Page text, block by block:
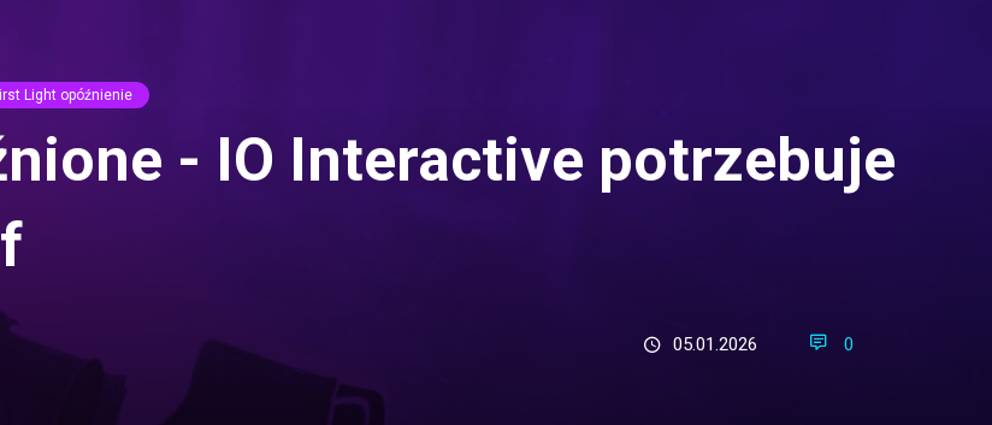
Light opóźnienie
- IO Interactive potrzebuje
05.01.2026 0